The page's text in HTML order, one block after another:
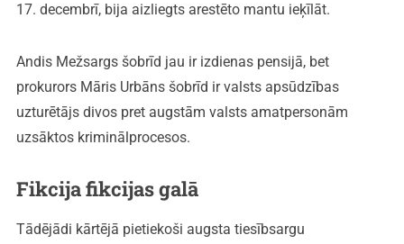
17. decembrī, bija aizliegts arestēto mantu ieķīlāt.
Andis Mežsargs šobrīd jau ir izdienas pensijā, bet
prokurors Māris Urbāns šobrīd ir valsts apsūdzības
uzturētājs divos pret augstām valsts amatpersonām
uzsāktos kriminālprocesos.
Fikcija fikcijas galā
Tādējādi kārtējā pietiekoši augsta tiesībsargu